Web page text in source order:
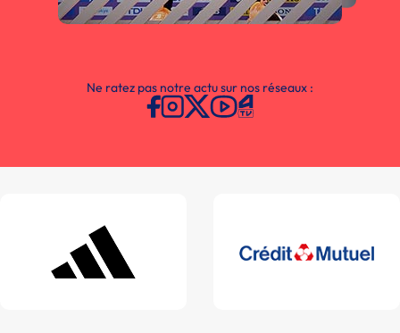
Ne ratez pas notre actu sur nos réseaux :